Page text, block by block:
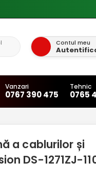
Contul meu
Vanzari
0767 390 475
Tehnic
0765
a cablurilor și
DS-1271ZJ-